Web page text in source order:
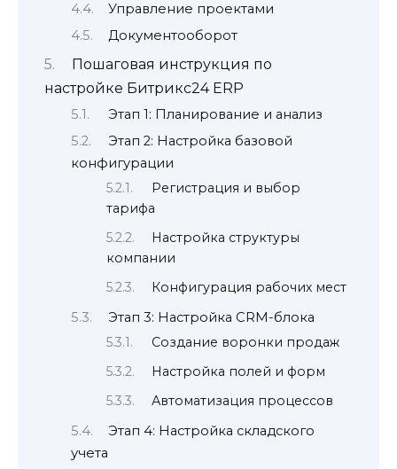
Управление проектами
Документооборот
Пошаговая инструкция по
настройке Битрикс24 ERP
Этап 1: Планирование и анализ
Этап 2: Настройка базовой
конфигурации
Регистрация и выбор
тарифа
Настройка структуры
компании
Конфигурация рабочих мест
Этап 3: Настройка CRM-блока
Создание воронки продаж
Настройка полей и форм
Автоматизация процессов
Этап 4: Настройка складского
учета